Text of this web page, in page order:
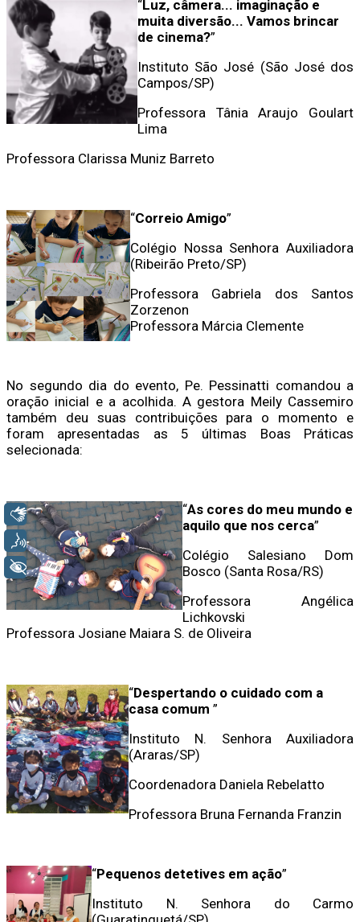
“Luz, câmera... imaginação e
muita diversão... Vamos brincar
de cinema?”
Instituto São José (São José dos
Campos/SP)
Professora Tânia Araujo Goulart
Lima
Professora Clarissa Muniz Barreto
“Correio Amigo”
Colégio Nossa Senhora Auxiliadora
(Ribeirão Preto/SP)
Professora Gabriela dos Santos
Zorzenon
Professora Márcia Clemente
No segundo dia do evento, Pe. Pessinatti comandou a
oração inicial e a acolhida. A gestora Meily Cassemiro
também deu suas contribuições para o momento e
foram apresentadas as 5 últimas Boas Práticas
selecionada:
“As cores do meu mundo e
aquilo que nos cerca”
Colégio Salesiano Dom
Bosco (Santa Rosa/RS)
Professora Angélica
Lichkovski
Professora Josiane Maiara S. de Oliveira
“Despertando o cuidado com a
casa comum ”
Instituto N. Senhora Auxiliadora
(Araras/SP)
Coordenadora Daniela Rebelatto
Professora Bruna Fernanda Franzin
“Pequenos detetives em ação”
Instituto N. Senhora do Carmo
Libras
Voz
+ Acessibilidade